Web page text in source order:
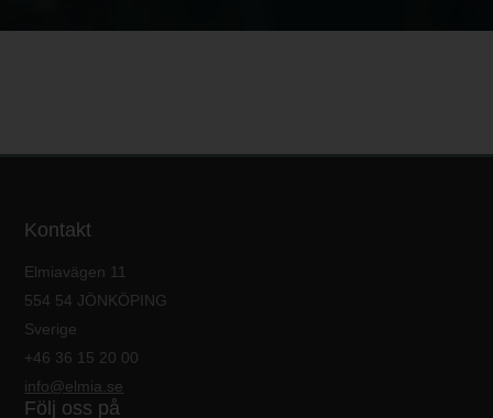
Kontakt
Elmiavägen 11
554 54 JÖNKÖPING
Sverige
+46 36 15 20 00
info@elmia.se
Följ oss på